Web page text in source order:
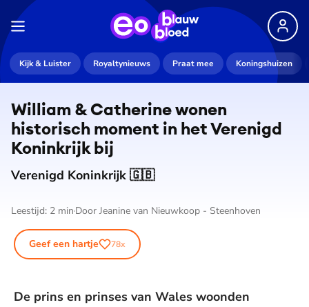
Kijk & Luister Royaltynieuws Praat mee Koningshuizen
William & Catherine wonen
historisch moment in het Verenigd
Koninkrijk bij
Verenigd Koninkrijk 🇬🇧
Leestijd: 2 min Door Jeanine van Nieuwkoop - Steenhoven
Geef een hartje 78x
De prins en prinses van Wales woonden